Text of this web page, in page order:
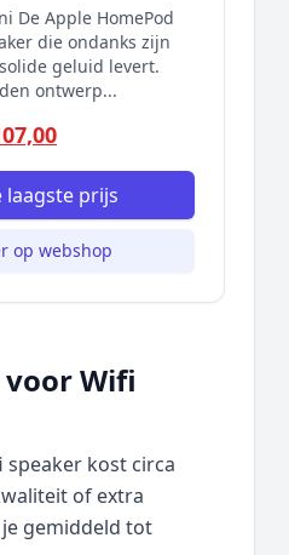
De Apple HomePod
die ondanks zijn
geluid levert.
ontwerp...
laagste prijs
op webshop
Wifi
kost circa
of extra
gemiddeld tot